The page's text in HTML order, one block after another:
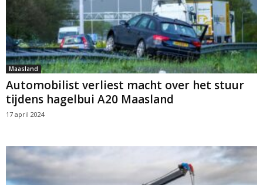
Maasland
Automobilist verliest macht over het stuur
tijdens hagelbui A20 Maasland
17 april 2024